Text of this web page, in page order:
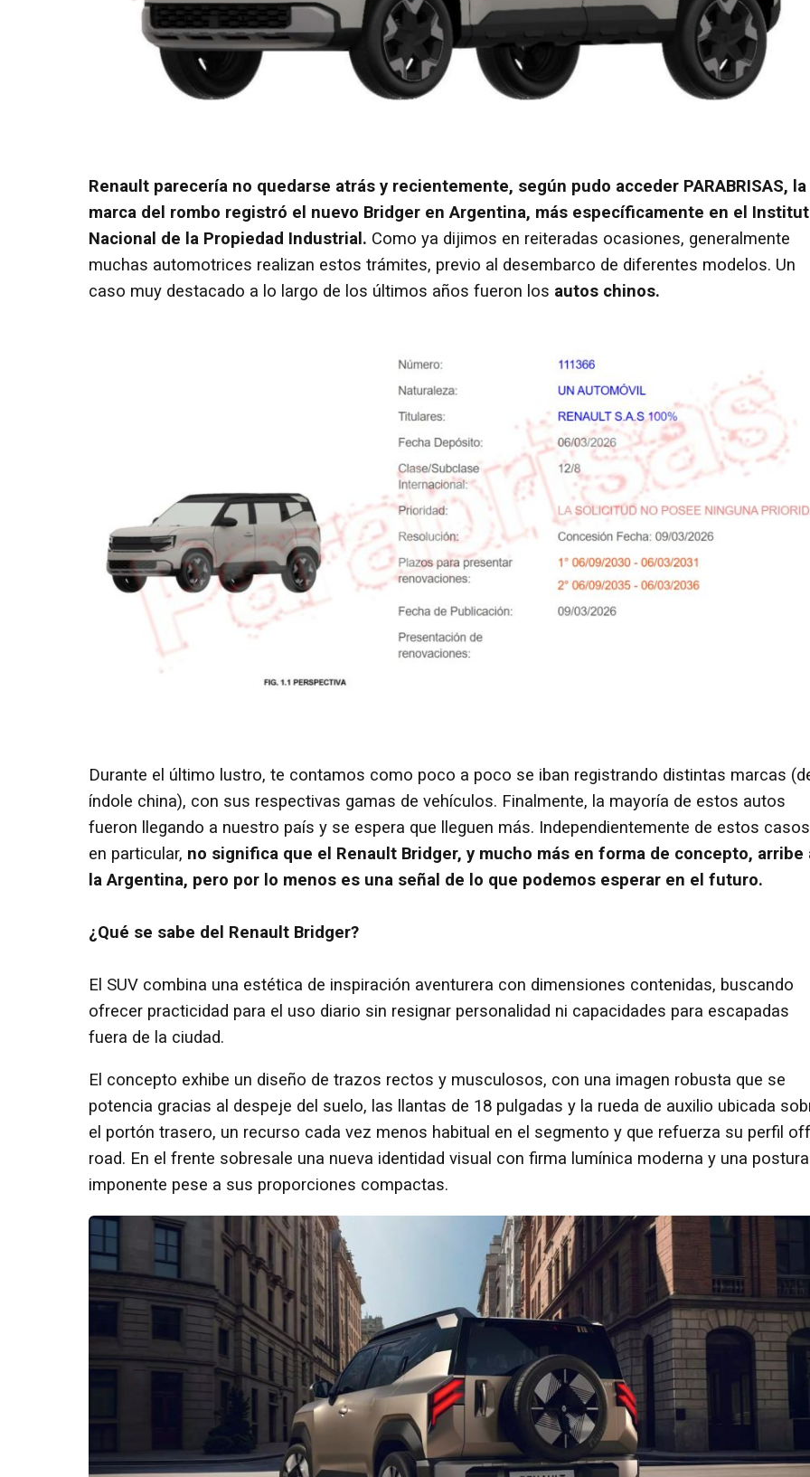
Renault parecería no quedarse atrás y recientemente, según pudo acceder PARABRISAS, la
marca del rombo registró el nuevo Bridger en Argentina, más específicamente en el
Nacional de la Propiedad Industrial. Como ya dijimos en reiteradas ocasiones, generalmente
muchas automotrices realizan estos trámites, previo al desembarco de diferentes modelos. Un
caso muy destacado a lo largo de los últimos años fueron los autos chinos.
Durante el último lustro, te contamos como poco a poco se iban registrando distintas marcas
índole china), con sus respectivas gamas de vehículos. Finalmente, la mayoría de estos autos
fueron llegando a nuestro país y se espera que lleguen más. Independientemente de estos casos
en particular, no significa que el Renault Bridger, y mucho más en forma de concepto, arribe
la Argentina, pero por lo menos es una señal de lo que podemos esperar en el futuro.
¿Qué se sabe del Renault Bridger?
El SUV combina una estética de inspiración aventurera con dimensiones contenidas, buscando
ofrecer practicidad para el uso diario sin resignar personalidad ni capacidades para escapadas
fuera de la ciudad.
El concepto exhibe un diseño de trazos rectos y musculosos, con una imagen robusta que se
potencia gracias al despeje del suelo, las llantas de 18 pulgadas y la rueda de auxilio ubicada
el portón trasero, un recurso cada vez menos habitual en el segmento y que refuerza su perfil
road. En el frente sobresale una nueva identidad visual con firma lumínica moderna y una postura
imponente pese a sus proporciones compactas.